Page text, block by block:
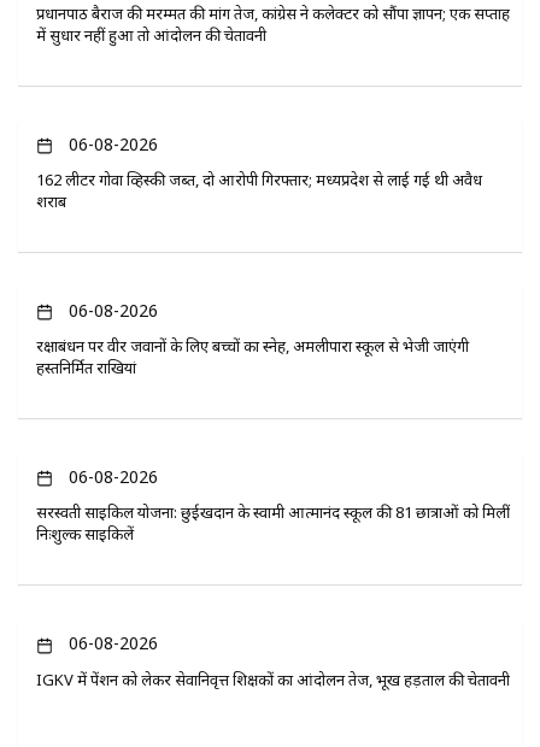
प्रधानपाठ बैराज की मरम्मत की मांग तेज, कांग्रेस ने कलेक्टर को सौंपा ज्ञापन; एक सप्ताह
में सुधार नहीं हुआ तो आंदोलन की चेतावनी
06-08-2026
162 लीटर गोवा व्हिस्की जब्त, दो आरोपी गिरफ्तार; मध्यप्रदेश से लाई गई थी अवैध
शराब
06-08-2026
रक्षाबंधन पर वीर जवानों के लिए बच्चों का स्नेह, अमलीपारा स्कूल से भेजी जाएंगी
हस्तनिर्मित राखियां
06-08-2026
सरस्वती साइकिल योजना: छुईखदान के स्वामी आत्मानंद स्कूल की 81 छात्राओं को मिलीं
निःशुल्क साइकिलें
06-08-2026
IGKV में पेंशन को लेकर सेवानिवृत्त शिक्षकों का आंदोलन तेज, भूख हड़ताल की चेतावनी